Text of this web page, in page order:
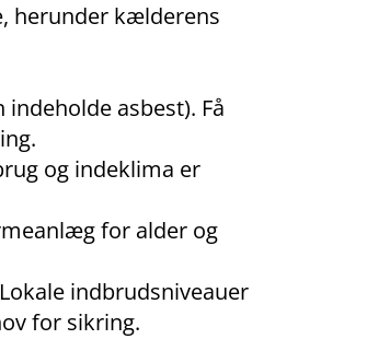
herunder kælderens
asbest). Få
og indeklima er
for alder og
indbrudsniveauer
for sikring.